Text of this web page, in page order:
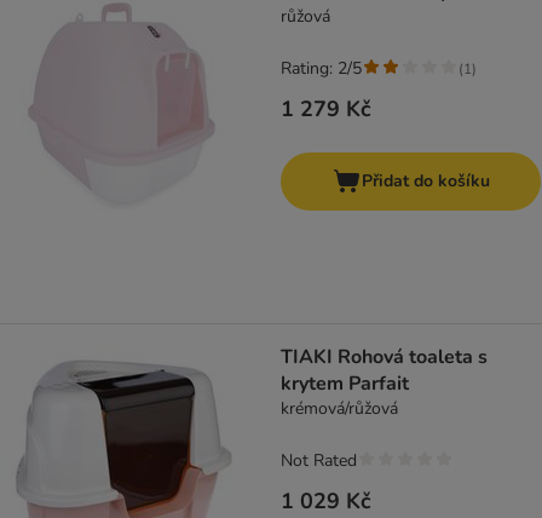
růžová
1 279 Kč
Rating: 2/5 (1)
Přidat do košíku
TIAKI Rohová toaleta s
krytem Parfait
krémová/růžová
1 029 Kč
Not Rated